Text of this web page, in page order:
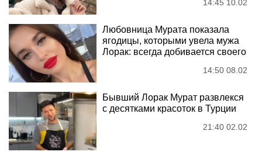
14:45 10.02
Любовница Мурата показала
ягодицы, которыми увела мужа
Лорак: всегда добивается своего
14:50 08.02
Бывший Лорак Мурат развлекся
с десятками красоток в Турции
21:40 02.02